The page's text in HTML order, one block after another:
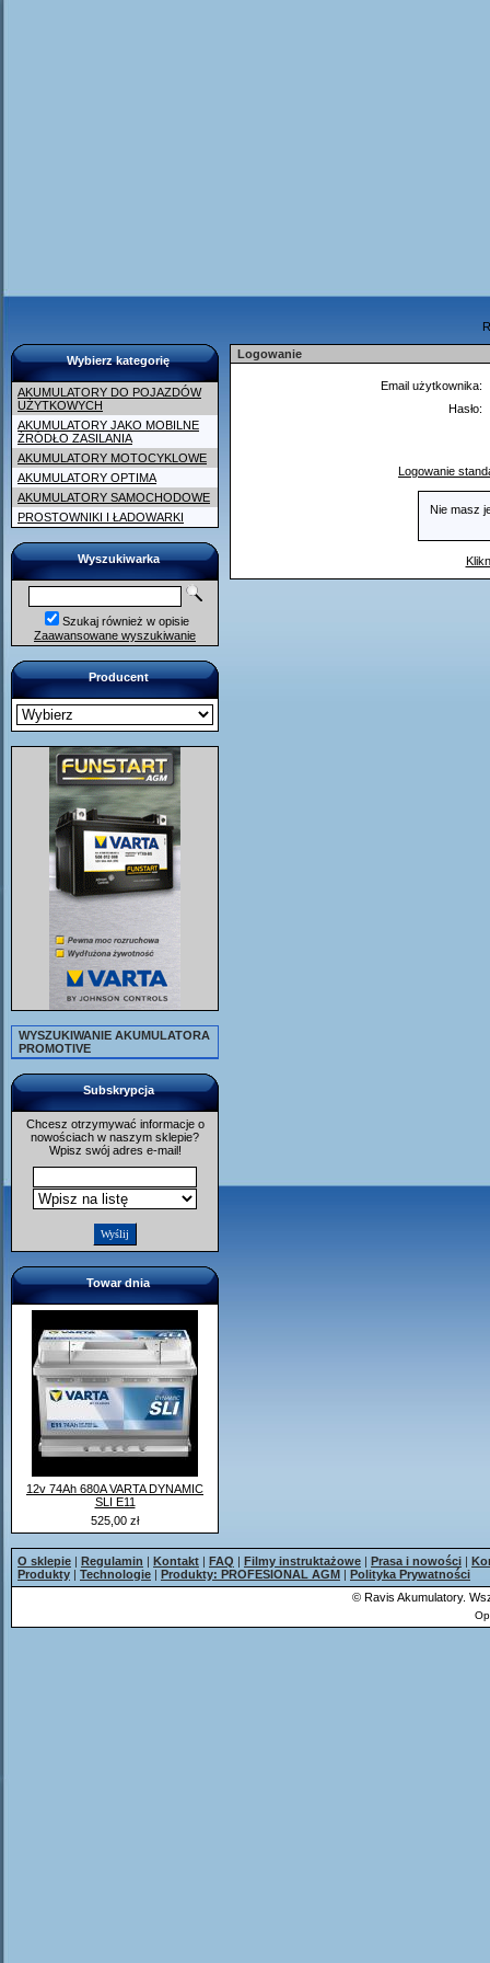
Wybierz kategorię
AKUMULATORY DO POJAZDÓW
UŻYTKOWYCH
AKUMULATORY JAKO MOBILNE
ŹRÓDŁO ZASILANIA
AKUMULATORY MOTOCYKLOWE
AKUMULATORY OPTIMA
AKUMULATORY SAMOCHODOWE
PROSTOWNIKI I ŁADOWARKI
Wyszukiwarka
Szukaj również w opisie
Zaawansowane wyszukiwanie
Producent
WYSZUKIWANIE AKUMULATORA
PROMOTIVE
Subskrypcja
Chcesz otrzymywać informacje o
nowościach w naszym sklepie?
Wpisz swój adres e-mail!
Towar dnia
12v 74Ah 680A VARTA DYNAMIC
SLI E11
525,00 zł
Logowanie
Email
Logowanie
Nie masz
O sklepie | Regulamin | Kontakt | FAQ | Filmy instruktażowe | Prasa i nowości |
Produkty | Technologie | Produkty: PROFESIONAL AGM | Polityka Prywatności
© Ravis Akumulatory.